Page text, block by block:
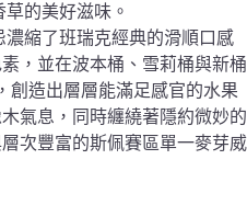
的美好滋味。
縮了班瑞克經典的滑順口感
，並在波本桶、雪莉桶與新桶
創造出層層能滿足感官的水果
氣息，同時纏繞著隱約微妙的
次豐富的斯佩賽區單一麥芽威